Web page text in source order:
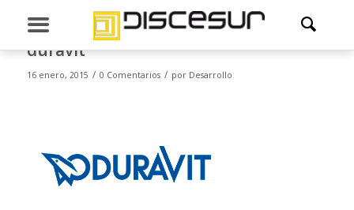
duravit
16 enero, 2015 / 0 Comentarios / por Desarrollo